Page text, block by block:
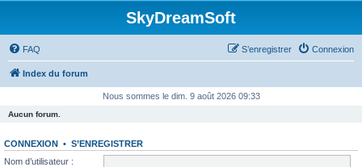
SkyDreamSoft
FAQ Connexion
S’enregistrer
Index du forum
Nous sommes le dim. 9 août 2026 09:33
Aucun forum.
CONNEXION • S’ENREGISTRER
Nom d’utilisateur :